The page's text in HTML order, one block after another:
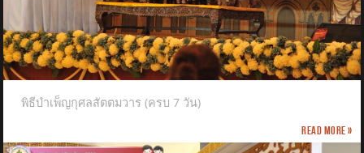
พิธีบำเพ็ญกุศลสัตตมวาร (ครบ 7 วัน)
Read more »